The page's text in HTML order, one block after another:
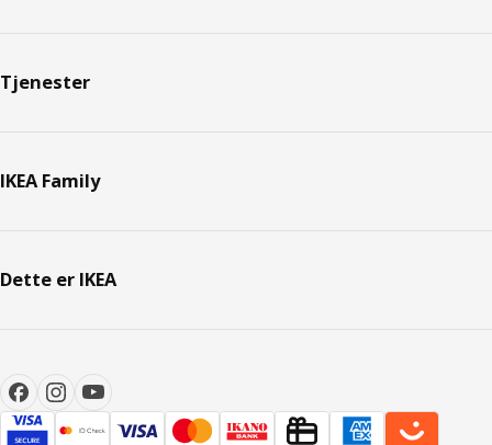
Tjenester
IKEA Family
Dette er IKEA